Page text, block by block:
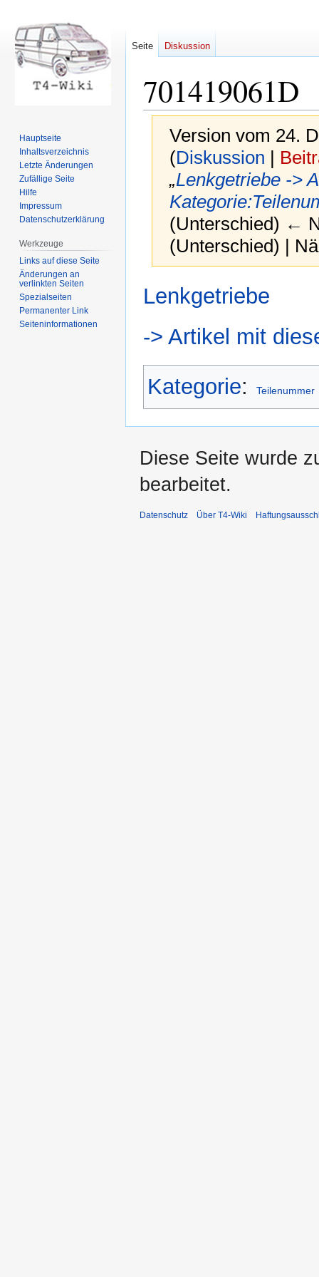
701419061D
Version vom 24.
(Diskussion |
„Lenkgetriebe ->
(Unterschied) ←
(Unterschied) |
Navigation
Suche
Lenkgetriebe
-> Artikel mit
Kategorie: Teilenummer
Seite Diskussion
Hauptseite
Inhaltsverzeichnis
Letzte Änderungen
Zufällige Seite
Hilfe
Impressum
Datenschutzerklärung
Werkzeuge
Links auf diese Seite
Änderungen an
verlinkten Seiten
Spezialseiten
Permanenter Link
Seiten­informationen
Diese Seite wurde
bearbeitet.
Datenschutz Über T4-Wiki